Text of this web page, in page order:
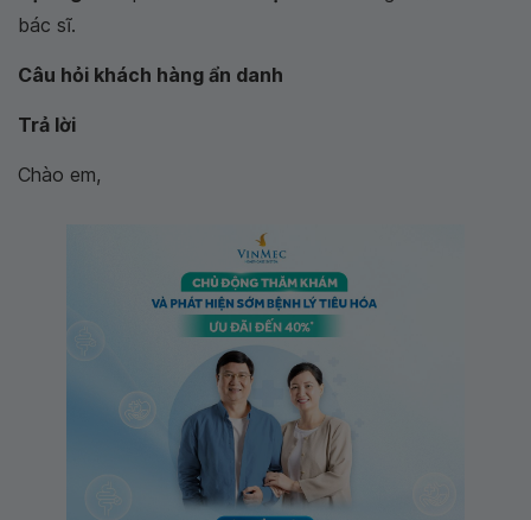
bác sĩ.
Câu hỏi khách hàng ẩn danh
Trả‌ ‌lời‌
Chào em,